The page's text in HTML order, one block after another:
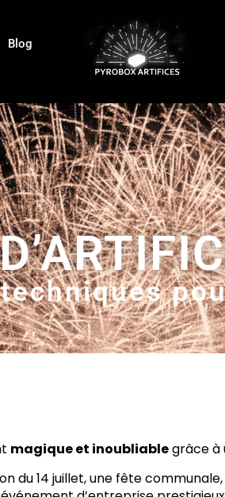
Blog
magique et inoubliablegrâce à
du 14 juillet, une fête